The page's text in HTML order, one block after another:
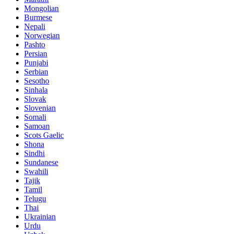
Mongolian
Burmese
Nepali
Norwegian
Pashto
Persian
Punjabi
Serbian
Sesotho
Sinhala
Slovak
Slovenian
Somali
Samoan
Scots Gaelic
Shona
Sindhi
Sundanese
Swahili
Tajik
Tamil
Telugu
Thai
Ukrainian
Urdu